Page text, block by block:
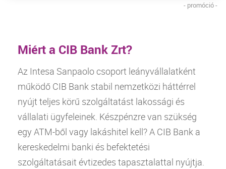
- promóció -
Miért a CIB Bank Zrt?
Az Intesa Sanpaolo csoport leányvállalatként
működő CIB Bank stabil nemzetközi háttérrel
nyújt teljes körű szolgáltatást lakossági és
vállalati ügyfeleinek. Készpénzre van szükség
egy ATM-ből vagy lakáshitel kell? A CIB Bank a
kereskedelmi banki és befektetési
szolgáltatásait évtizedes tapasztalattal nyújtja.